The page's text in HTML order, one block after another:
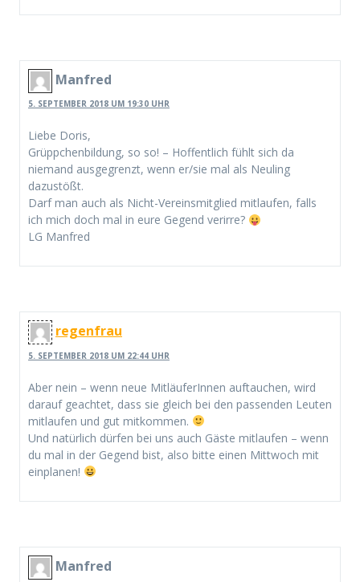
Manfred
5. SEPTEMBER 2018 UM 19:30 UHR
Liebe Doris,
Grüppchenbildung, so so! – Hoffentlich fühlt sich da
niemand ausgegrenzt, wenn er/sie mal als Neuling
dazustößt.
Darf man auch als Nicht-Vereinsmitglied mitlaufen, falls
ich mich doch mal in eure Gegend verirre?
LG Manfred
regenfrau
5. SEPTEMBER 2018 UM 22:44 UHR
Aber nein – wenn neue MitläuferInnen auftauchen, wird
darauf geachtet, dass sie gleich bei den passenden Leuten
mitlaufen und gut mitkommen.
Und natürlich dürfen bei uns auch Gäste mitlaufen – wenn
du mal in der Gegend bist, also bitte einen Mittwoch mit
einplanen!
Manfred